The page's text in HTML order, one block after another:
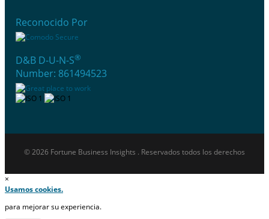
Reconocido Por
D&B D-U-N-S®
Number: 861494523
© 2026 Fortune Business Insights . Reservados todos los derechos
×
Usamos cookies.
para mejorar su experiencia.